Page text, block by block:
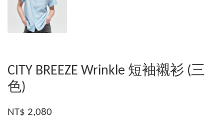
CITY BREEZE Wrinkle 短袖襯衫 (三
色)
NT$ 2,080